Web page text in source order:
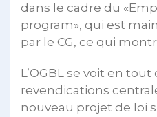
dans le cadre du
program», qui est
par le CG, ce qui
L’OGBL se voit en
revendications
nouveau projet de loi